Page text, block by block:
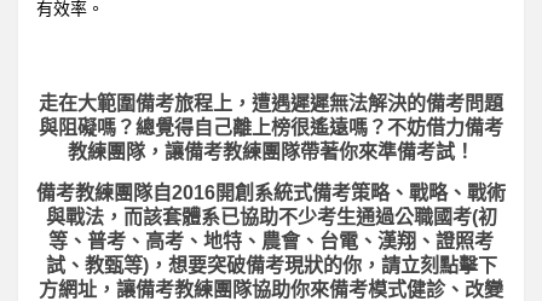
有效率。
走在大範圍備考旅程上， 遭遇遲遲無法解決的備考問題
與阻礙嗎？總覺得自己離上榜很遙遠嗎？不妨借力備考
教練團隊，讓備考教練團隊帶著你來準備考試！
備考教練團隊自2016開創系統式備考策略、戰略、戰術
與戰法，而該套體系已協助不少考生通過公職國考(初
等、普考、高考、地特、農會、台電、漢翔、證照考
試、教甄等)，想要突破備考現狀的你，請立刻點擊下
方網址，讓備考教練團隊協助你來備考模式健診、改變